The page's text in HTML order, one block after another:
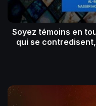
17_ Soyez témoins
qui se